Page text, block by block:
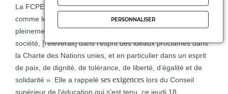
La FCPE a toujours défendu une école bienveillante qui,
comme le proclame le préambule de la CIDE, préparerait «
pleinement l’enfant à avoir une vie individuelle dans la
société, [l’élèverait] dans l’esprit des idéaux proclamés dans
la Charte des Nations unies, et en particulier dans un esprit
de paix, de dignité, de tolérance, de liberté, d’égalité et de
solidarité ». Elle a rappelé ses exigences lors du Conseil
supérieur de l'éducation qui s'est tenu, ce jeudi 18
PERSONNALISER